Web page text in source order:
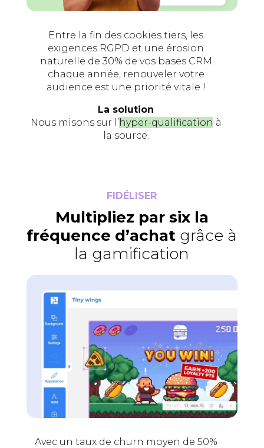
Entre la fin des cookies tiers, les
exigences RGPD et une érosion
naturelle de 30% de vos bases CRM
chaque année, renouveler votre
audience est une priorité vitale !
La solution
Nous misons sur l’hyper-qualification à
la source.
FIDÉLISER
Multipliez par six la
fréquence d’achat grâce à
la gamification
Avec un taux de churn moyen de 50%